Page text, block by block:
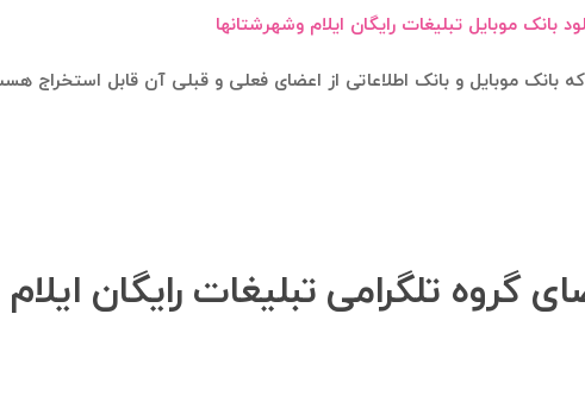
بانک موبایل تبلیغات رایگان ایلام وشهرشتانها
که بانک موبایل و بانک اطلاعاتی از اعضای فعلی و قبلی آن قابل استخراج
گروه تلگرامی تبلیغات رایگان